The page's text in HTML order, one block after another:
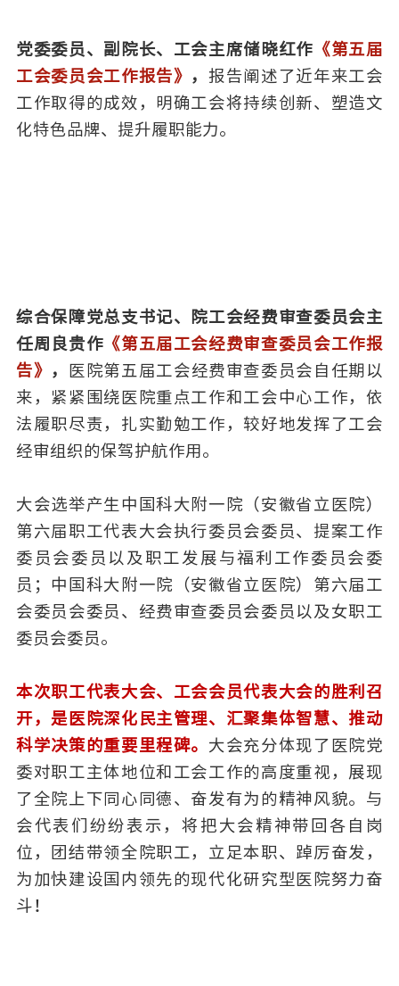
党委委员、副院长、工会主席储晓红作 《第五届
工会委员会工作报告》
，报告阐述了近年来工会
工作取得的成效，明确工会将持续创新、塑造文
化特色品牌、提升履职能力。
综合保障党总支书记、院工会经费审查委员会主
任周良贵作 《第五届工会经费审查委员会工作报
告》
，
医院第五届工会经费审查委员会自任期以
来，紧紧围绕医院重点工作和工会中心工作，依
法履职尽责，扎实勤勉工作，较好地发挥了工会
经审组织的保驾护航作用。
大会选举产生中国科大附一院（安徽省立医院）
第六届职工代表大会执行委员会委员、提案工作
委员会委员以及职工发展与福利工作委员会委
员；中国科大附一院
（安徽省立医院） 第六届工
会委员会委员、经费审查委员会委员以及女职工
委员会委员。
本次职工代表大会、工会会员代表大会的胜利召
开，是医院深化民主管理、汇聚集体智慧、推动
科学决策的重要里程碑。 大会充分体现了医院党
委对职工主体地位和工会工作的高度重视，展现
了全院上下同心同德、奋发有为的精神风貌。与
会代表们纷纷表示，将把大会精神带回各自岗
位，团结带领全院职工，立足本职、踔厉奋发，
为加快建设国内领先的现代化研究型医院努力奋
斗！